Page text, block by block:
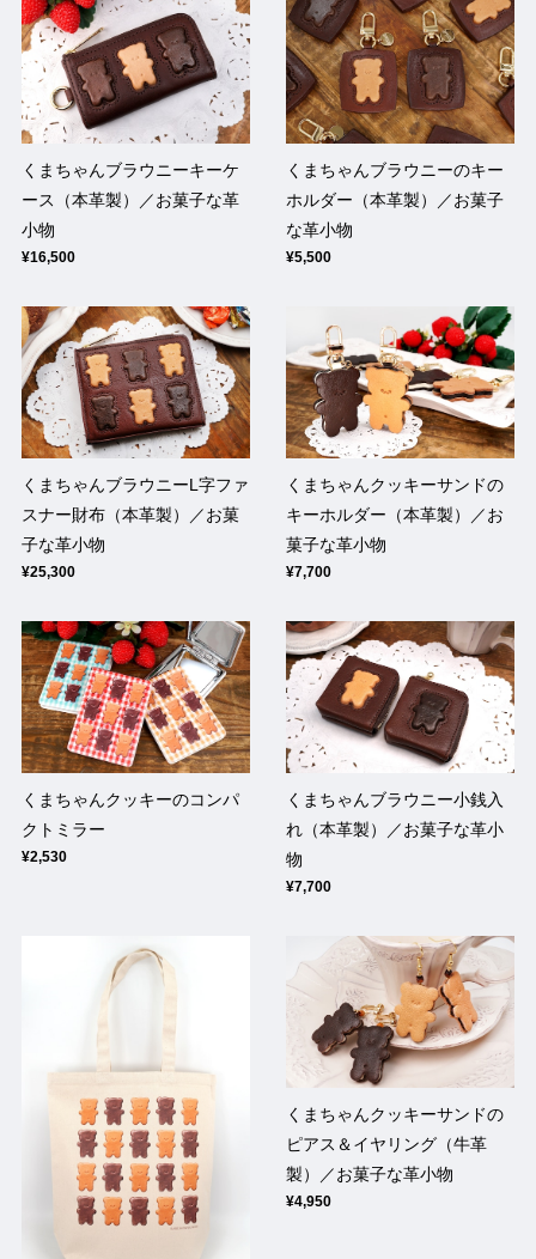
くまちゃんブラウニーキーケ
ース（本革製）／お菓子な革
小物
¥16,500
くまちゃんブラウニーのキー
ホルダー（本革製）／お菓子
な革小物
¥5,500
くまちゃんブラウニーL字ファ
スナー財布（本革製）／お菓
子な革小物
¥25,300
くまちゃんクッキーサンドの
キーホルダー（本革製）／お
菓子な革小物
¥7,700
くまちゃんクッキーのコンパ
クトミラー
¥2,530
くまちゃんブラウニー小銭入
れ（本革製）／お菓子な革小
物
¥7,700
くまちゃんクッキーサンドの
ピアス＆イヤリング（牛革
製）／お菓子な革小物
¥4,950